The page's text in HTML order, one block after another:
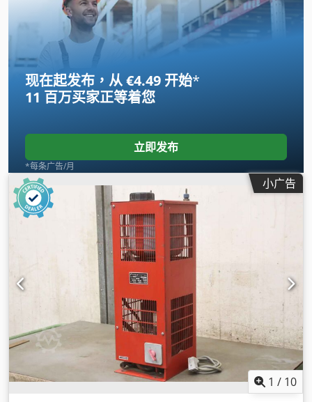
现在起发布，从 €4.49 开始*
11 百万买家正等着您
立即发布
*每条广告/月
小广告
1 / 10